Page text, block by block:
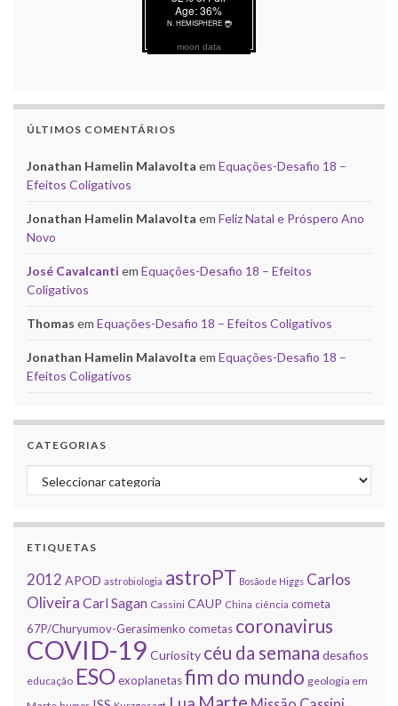
moon data
ÚLTIMOS COMENTÁRIOS
Jonathan Hamelin Malavolta em Equações-Desafio 18 –
Efeitos Coligativos
Jonathan Hamelin Malavolta em Feliz Natal e Próspero Ano
Novo
José Cavalcanti em Equações-Desafio 18 – Efeitos
Coligativos
Thomas em Equações-Desafio 18 – Efeitos Coligativos
Jonathan Hamelin Malavolta em Equações-Desafio 18 –
Efeitos Coligativos
CATEGORIAS
Categorias
ETIQUETAS
2012 APOD astrobiologia astroPT Bosão de Higgs Carlos
Oliveira Carl Sagan Cassini CAUP China ciência cometa
67P/Churyumov-Gerasimenko cometas coronavirus
COVID-19 Curiosity céu da semana desafios
educação ESOexoplanetasfim do mundo geologia em